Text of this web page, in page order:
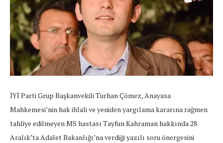
İYİ Parti Grup Başkanvekili Turhan Çömez, Anayasa
Mahkemesi’nin hak ihlali ve yeniden yargılama kararına rağmen
tahliye edilmeyen MS hastası Tayfun Kahraman hakkında 28
Aralık’ta Adalet Bakanlığı’na verdiği yazılı soru önergesini